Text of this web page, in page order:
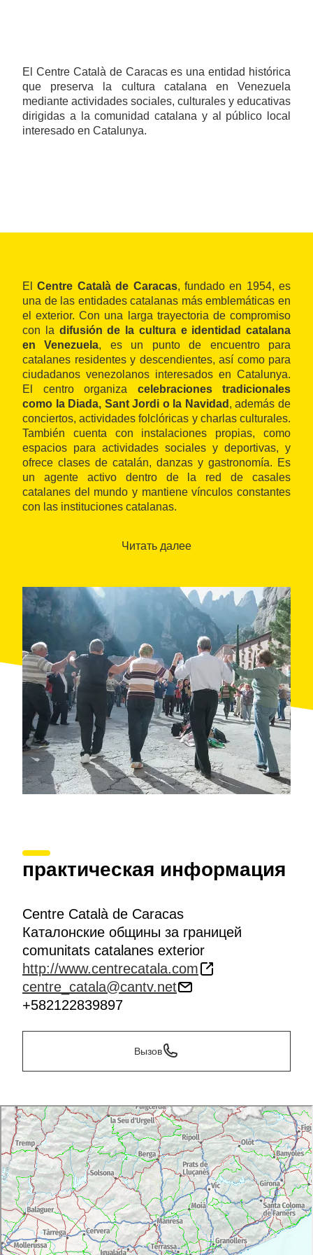
El Centre Català de Caracas es una entidad histórica
que preserva la cultura catalana en Venezuela
mediante actividades sociales, culturales y educativas
dirigidas a la comunidad catalana y al público local
interesado en Catalunya.
ElCentre Català de Caracas, fundado en 1954, es
una de las entidades catalanas más emblemáticas en
el exterior. Con una larga trayectoria de compromiso
con la difusión de la cultura e identidad catalana
en Venezuela, es un punto de encuentro para
catalanes residentes y descendientes, así como para
ciudadanos venezolanos interesados en Catalunya.
El centro organiza celebraciones tradicionales
como la Diada, Sant Jordi o la Navidad , además de
conciertos, actividades folclóricas y charlas culturales.
También cuenta con instalaciones propias, como
espacios para actividades sociales y deportivas, y
ofrece clases de catalán, danzas y gastronomía. Es
un agente activo dentro de la red de casales
catalanes del mundo y mantiene vínculos constantes
con las instituciones catalanas.
patrimonio cultural catalán, contribuyendo a la
Читать далее
практическая информация
Centre Català de Caracas
Каталонские общины за границей
comunitats catalanes exterior
http://www.centrecatala.com
centre_catala@cantv.net
+582122839897
Вызов